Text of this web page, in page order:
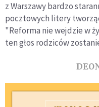
z Warszawy bardzo
pocztowych litery
"Reforma nie wejdzie w
ten głos rodziców